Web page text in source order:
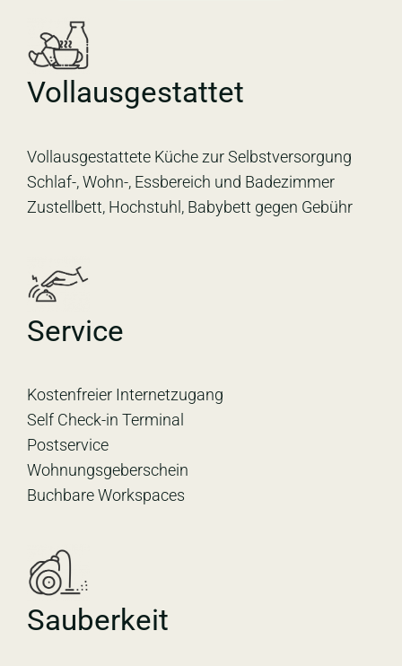
Vollausgestattet
Vollausgestattete Küche zur Selbstversorgung
Schlaf-, Wohn-, Essbereich und Badezimmer
Zustellbett, Hochstuhl, Babybett gegen Gebühr
Service
Kostenfreier Internetzugang
Self Check-in Terminal
Postservice
Wohnungsgeberschein
Buchbare Workspaces
Sauberkeit